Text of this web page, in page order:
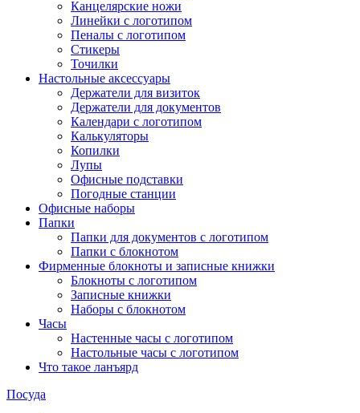
Канцелярские ножи
Линейки с логотипом
Пеналы с логотипом
Стикеры
Точилки
Настольные аксессуары
Держатели для визиток
Держатели для документов
Календари с логотипом
Калькуляторы
Копилки
Лупы
Офисные подставки
Погодные станции
Офисные наборы
Папки
Папки для документов с логотипом
Папки с блокнотом
Фирменные блокноты и записные книжки
Блокноты с логотипом
Записные книжки
Наборы с блокнотом
Часы
Настенные часы с логотипом
Настольные часы с логотипом
Что такое ланъярд
Посуда